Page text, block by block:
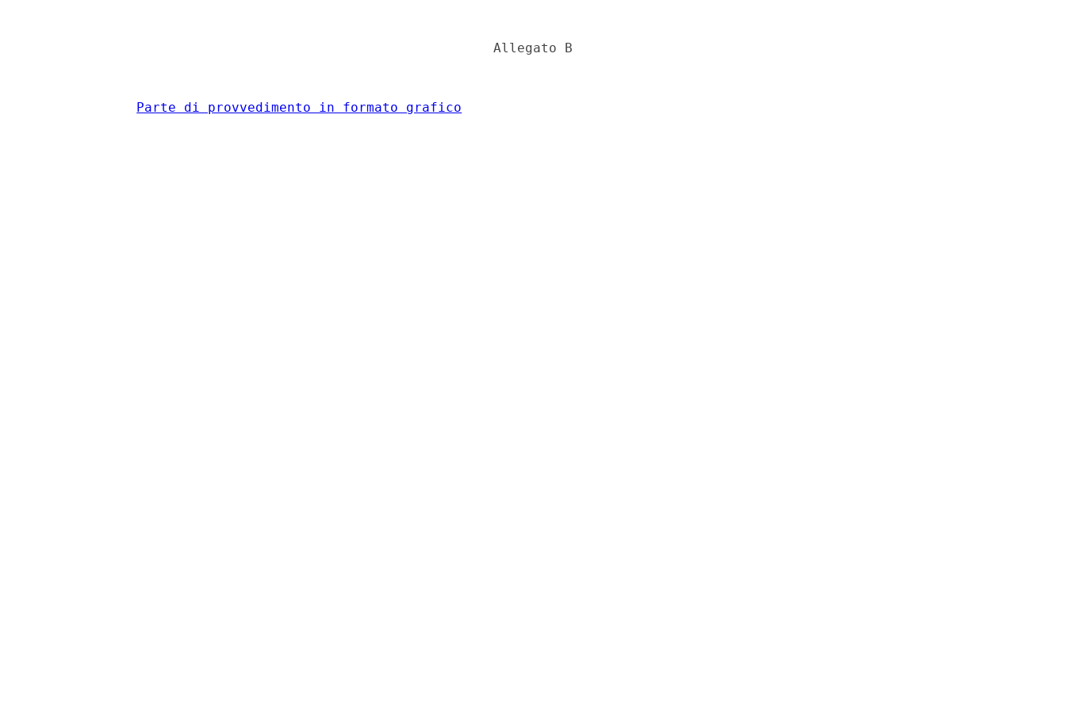
                                                           Allegato B
Parte di provvedimento in formato grafico